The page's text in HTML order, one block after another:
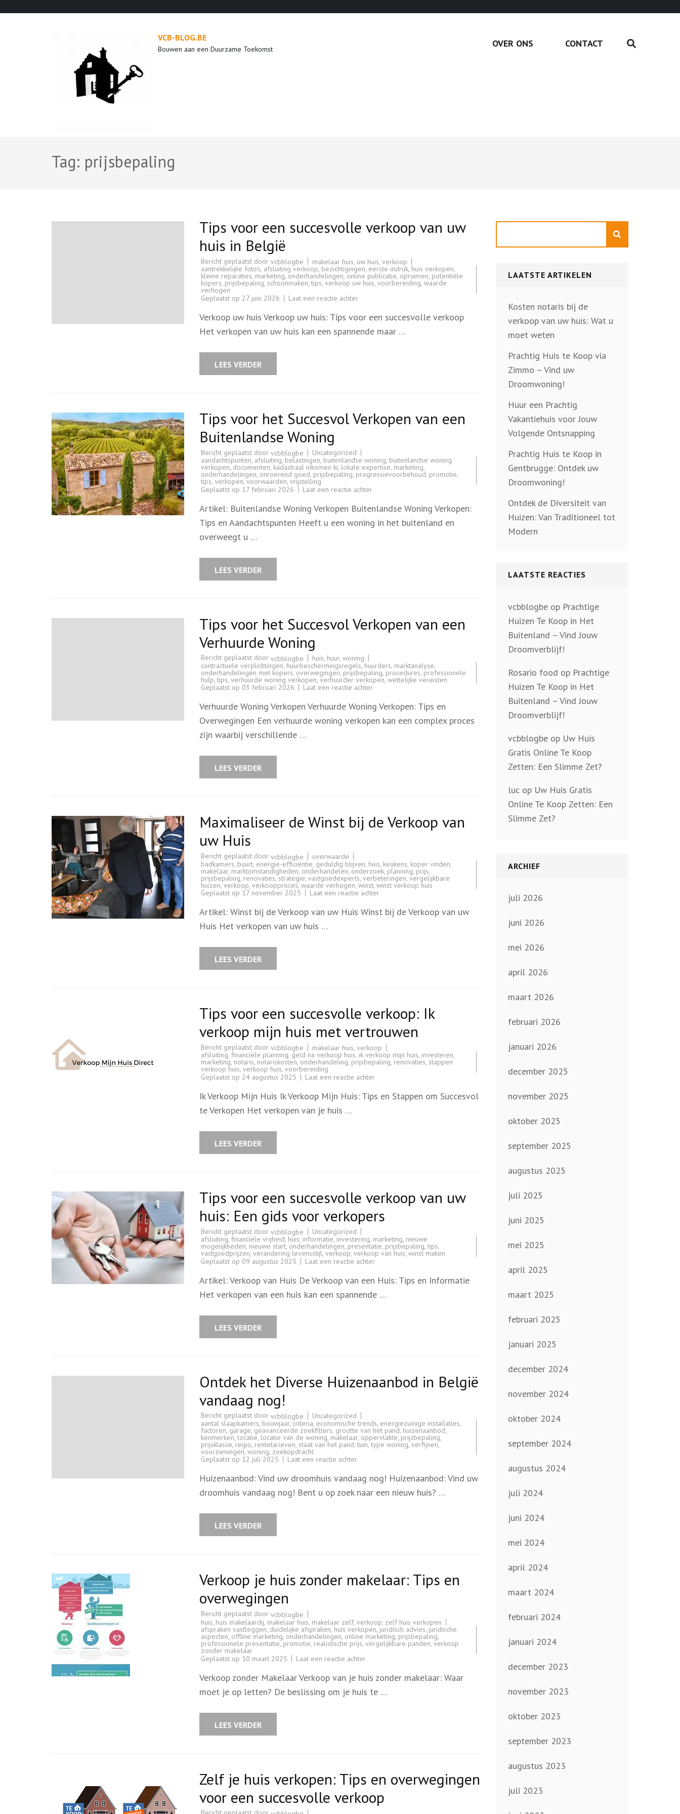
VCB-BLOG.BE
Bouwen aan een Duurzame Toekomst OVER ONS CONTACT
Tag: prijsbepaling
Tips voor een succesvolle verkoop van uw
huis in België
Bericht geplaatst door vcbblogbe makelaar huis uw huis verkoop
aantrekkelijke foto's, afsluiting verkoop, bezichtigingen, eerste indruk, huis verkopen,
kleine reparaties, marketing,onderhandelingen,online publicatie, opruimen, potentiële
kopers, prijsbepaling, schoonmaken,tips, verkoop uw huis, voorbereiding, waarde
verhogen
Geplaatst op 27 juni 2026 Laat een reactie achterop
een
verkoop
Verkoop uw huis Verkoop uw huis: Tips voor een succesvolle verkoop
Het verkopen van uw huis kan een spannende maar …
LEES VERDER
Tips voor het Succesvol Verkopen van een
Buitenlandse Woning
Bericht geplaatst door vcbblogbe
Uncategorized
aandachtspunten, afsluiting, belastingen, buitenlandse woning, buitenlandse woning
verkopen,documenten, kadastraal inkomen ki, lokale expertise, marketing,
onderhandelingen, onroerend goed, prijsbepaling, progressievoorbehoud, promotie,
tips, verkopen,voorwaarden, vrijstelling
Geplaatst op 17 februari 2026 Laat een reactie achterop
het
Verkopen
Artikel: Buitenlandse Woning Verkopen Buitenlandse Woning Verkopen:
Tips en Aandachtspunten Heeft u een woning in het buitenland en
overweegt u …
LEES VERDER
Tips voor het Succesvol Verkopen van een
Verhuurde Woning
Bericht geplaatst door vcbblogbe huis, huur, woning
contractuele verplichtingen, huurbeschermingsregels, huurders, marktanalyse,
onderhandelingen met kopers, overwegingen, prijsbepaling, procedures, professionele
hulp,tips, verhuurde woning verkopen, verhuurder verkopen,wettelijke vereisten
Geplaatst op 03 februari 2026 Laat een reactie achterop
het
Verkopen
Verhuurde Woning Verkopen Verhuurde Woning Verkopen: Tips en
Overwegingen Een verhuurde woning verkopen kan een complex proces
zijn waarbij verschillende …
LEES VERDER
Maximaliseer de Winst bij de Verkoop van
uw Huis
Bericht geplaatst door vcbblogbe
overwaarde
badkamers buurt energie-efficiëntie geduldig blijven huis keukens koper vinden
makelaar, marktomstandigheden onderhandelen onderzoek planning prijs
prijsbepaling renovaties,strategie vastgoedexperts verbeteringen vergelijkbare
huizen ,verkoop verkoopproces, waarde verhogen winst winst verkoop huis
Geplaatst op 17 november 2025 Laat een reactie achterop
Winst
Artikel: Winst bij de Verkoop van uw Huis Winst bij de Verkoop van uw
Huis Het verkopen van uw huis …
LEES VERDER
Tips voor een succesvolle verkoop: Ik
verkoop mijn huis met vertrouwen
Bericht geplaatst door vcbblogbe makelaar huis verkoop
afsluiting, financiële planning, geld na verkoop huis, ik verkoop mijn huis, investeren,
marketing, notaris, notariskosten, onderhandeling, prijsbepaling, renovaties, stappen
verkoop huis, verkoop huis, voorbereiding
Geplaatst op 24 augustus 2025 Laat een reactie achterop
een
Ik Verkoop Mijn Huis Ik Verkoop Mijn Huis: Tips en Stappen om Succesvol
te Verkopen Het verkopen van je huis …
LEES VERDER
Tips voor een succesvolle verkoop van uw
huis: Een gids voor verkopers
Bericht geplaatst door vcbblogbe
Uncategorized
afsluiting, financiële vrijheid, huis, informatie, investering, marketing, nieuwe
mogelijkheden, nieuwe start, onderhandelingen, presentatie, prijsbepaling,tips,
vastgoedprijzen, verandering levensstijl, verkoop, verkoop van huis,winst maken
Geplaatst op 09 augustus 2025 Laat een reactie achterop
een
verkoop
Artikel: Verkoop van Huis De Verkoop van een Huis: Tips en Informatie
Het verkopen van een huis kan een spannende …
LEES VERDER
Ontdek het Diverse Huizenaanbod in België
vandaag nog!
Bericht geplaatst door vcbblogbe
Uncategorized
aantal slaapkamers, bouwjaar,criteria, economische trends, energiezuinige installaties,
factoren, garage, geavanceerde zoekfilters, grootte van het pand, huizenaanbod,
kenmerken, locatie, locatie van de woning, makelaar, oppervlakte, prijsbepaling,
prijsklasse, regio, rentetarieven, staat van het pand,tuin,type woning,verfijnen,
voorzieningen, woning, zoekopdracht
Geplaatst op 12 juli 2025 Laat een reactie achterop
Diverse
in
Huizenaanbod: Vind uw droomhuis vandaag nog! Huizenaanbod: Vind uw
droomhuis vandaag nog! Bent u op zoek naar een nieuw huis? …
LEES VERDER
Verkoop je huis zonder makelaar: Tips en
overwegingen
Bericht geplaatst door vcbblogbe
huis, huis makelaardij, makelaar huis, makelaar zelf, verkoop, zelf huis verkopen
afspraken vastleggen, duidelijke afspraken, huis verkopen,juridisch advies, juridische
aspecten, offline marketing, onderhandelingen, online marketing, prijsbepaling,
professionele presentatie,promotie, realistische prijs, vergelijkbare panden, verkoop
zonder makelaar
Geplaatst op 10 maart 2025 Laat een reactie achterop
huis
makelaar:
Verkoop zonder Makelaar Verkoop van je huis zonder makelaar: Waar
moet je op letten? De beslissing om je huis te …
LEES VERDER
Zelf je huis verkopen: Tips en overwegingen
voor een succesvolle verkoop
LAATSTE ARTIKELEN
Kosten notaris bij de
verkoop van uw huis: Wat u
moet weten
Prachtig Huis te Koop via
Zimmo – Vind uw
Droomwoning!
Huur een Prachtig
Vakantiehuis voor Jouw
Volgende Ontsnapping
Prachtig Huis te Koop in
Gentbrugge: Ontdek uw
Droomwoning!
Ontdek de Diversiteit van
Huizen: Van Traditioneel tot
Modern
LAATSTE REACTIES
vcbblogbeop Prachtige
Huizen Te Koop in Het
Buitenland – Vind Jouw
Droomverblijf!
Rosario food op Prachtige
Huizen Te Koop in Het
Buitenland – Vind Jouw
Droomverblijf!
vcbblogbeop Uw Huis
Gratis Online Te Koop
Zetten: Een Slimme Zet?
lucop Uw Huis Gratis
Online Te Koop Zetten: Een
Slimme Zet?
ARCHIEF
juli 2026
juni 2026
mei 2026
april 2026
maart 2026
februari 2026
januari 2026
december 2025
november 2025
oktober 2025
september 2025
augustus 2025
juli 2025
juni 2025
mei 2025
april 2025
maart 2025
februari 2025
januari 2025
december 2024
november 2024
oktober 2024
september 2024
augustus 2024
juli 2024
juni 2024
mei 2024
april 2024
maart 2024
februari 2024
januari 2024
december 2023
november 2023
oktober 2023
september 2023
augustus 2023
juli 2023